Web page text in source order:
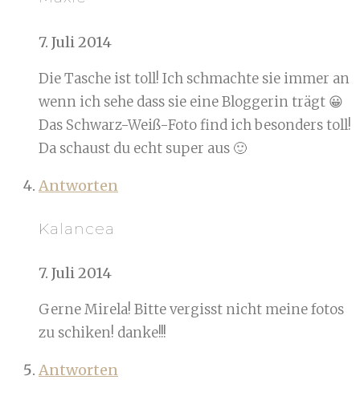
7. Juli 2014
Die Tasche ist toll! Ich schmachte sie immer an
wenn ich sehe dass sie eine Bloggerin trägt 😀
Das Schwarz-Weiß-Foto find ich besonders toll!
Da schaust du echt super aus 🙂
Antworten
Kalancea
7. Juli 2014
Gerne Mirela! Bitte vergisst nicht meine fotos
zu schiken! danke!!!
Antworten